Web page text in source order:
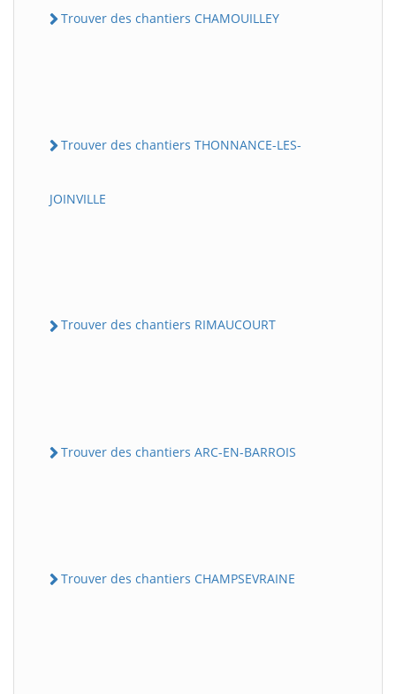
Trouver des chantiers CHAMOUILLEY
Trouver des chantiers THONNANCE-LES-
JOINVILLE
Trouver des chantiers RIMAUCOURT
Trouver des chantiers ARC-EN-BARROIS
Trouver des chantiers CHAMPSEVRAINE